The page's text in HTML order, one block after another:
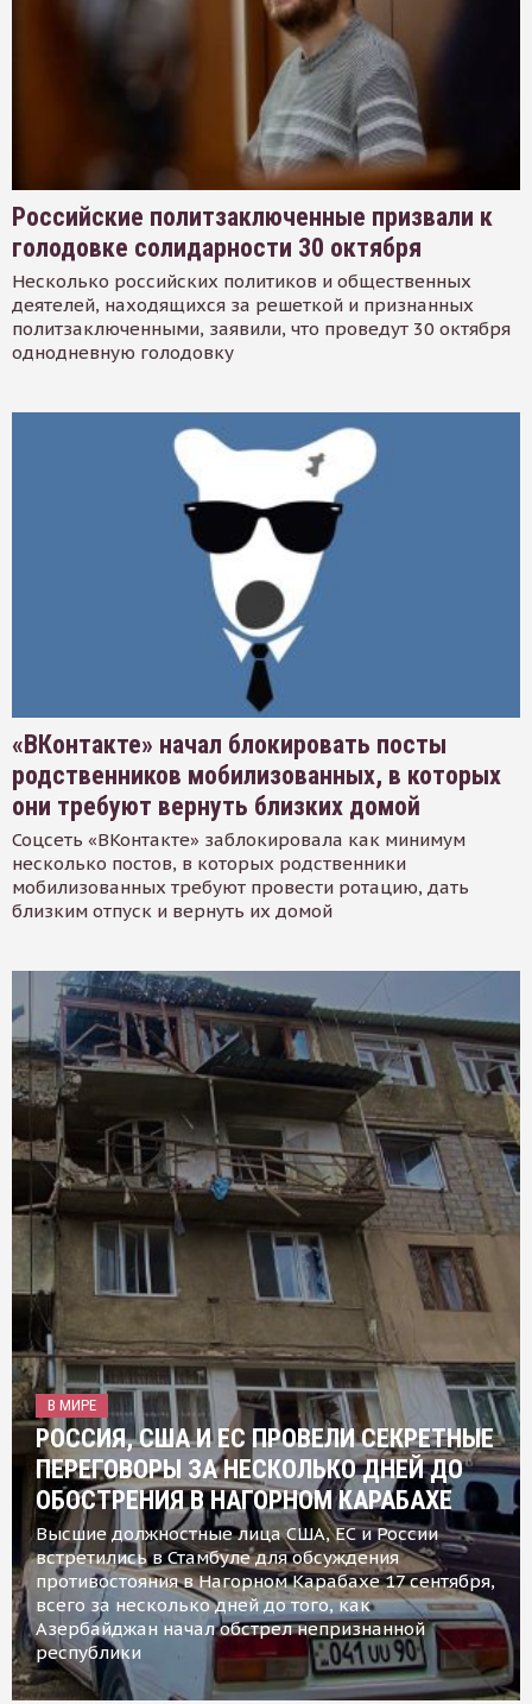
Российские политзаключенные призвали к
голодовке солидарности 30 октября
Несколько российских политиков и общественных
деятелей, находящихся за решеткой и признанных
политзаключенными, заявили, что проведут 30 октября
однодневную голодовку
«ВКонтакте» начал блокировать посты
родственников мобилизованных, в которых
они требуют вернуть близких домой
Соцсеть «ВКонтакте» заблокировала как минимум
несколько постов, в которых родственники
мобилизованных требуют провести ротацию, дать
близким отпуск и вернуть их домой
В МИРЕ
РОССИЯ, США И ЕС ПРОВЕЛИ СЕКРЕТНЫЕ
ПЕРЕГОВОРЫ ЗА НЕСКОЛЬКО ДНЕЙ ДО
ОБОСТРЕНИЯ В НАГОРНОМ КАРАБАХЕ
Высшие должностные лица США, ЕС и России
встретились в Стамбуле для обсуждения
противостояния в Нагорном Карабахе 17 сентября,
всего за несколько дней до того, как
Азербайджан начал обстрел непризнанной
республики